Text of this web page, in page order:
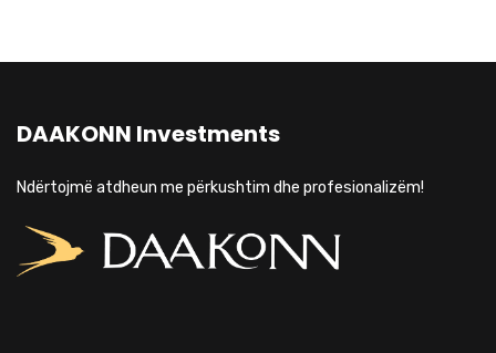
DAAKONN Investments
Ndërtojmë atdheun me përkushtim dhe profesionalizëm!